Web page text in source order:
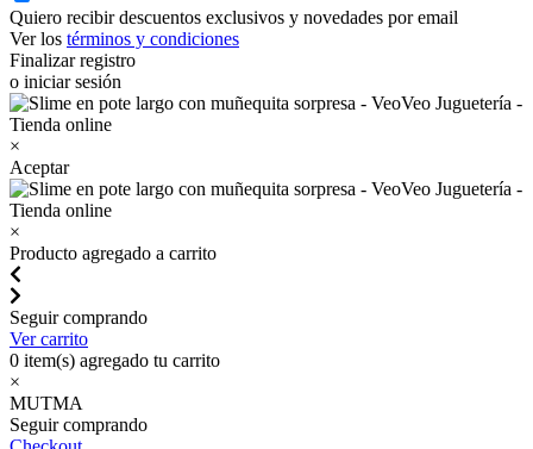
Quiero recibir descuentos exclusivos y novedades por email
Ver los términos y condiciones
Finalizar registro
o iniciar sesión
×
Aceptar
×
Producto agregado a carrito
Seguir comprando
Ver carrito
0 item(s) agregado tu carrito
×
MUTMA
Seguir comprando